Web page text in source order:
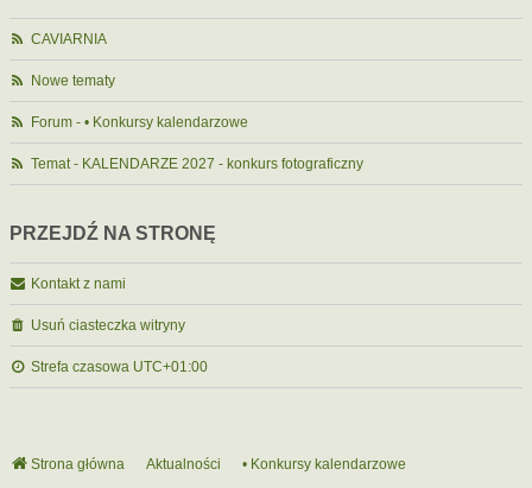
CAVIARNIA
Nowe tematy
Forum - • Konkursy kalendarzowe
Temat - KALENDARZE 2027 - konkurs fotograficzny
PRZEJDŹ NA STRONĘ
Kontakt z nami
Usuń ciasteczka witryny
Strefa czasowa UTC+01:00
Strona główna Aktualności • Konkursy kalendarzowe